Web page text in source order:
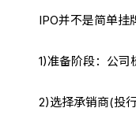
IPO并不是简单挂
1)准备阶段：公
2)选择承销商(投